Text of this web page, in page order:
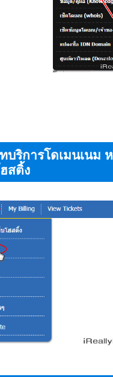
บริการโดเมนเนม
สติ้ง